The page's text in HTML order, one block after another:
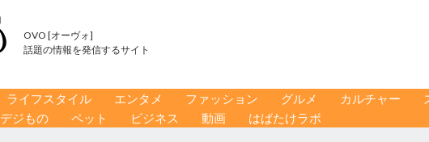
OVO [オーヴォ]
話題の情報を発信するサイト
ライフスタイル エンタメ ファッション グルメ カルチャー
デジもの ペット ビジネス 動画 はばたけラボ